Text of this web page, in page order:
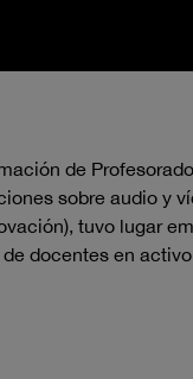
de
sobre audio y
tuvo lugar
docentes en